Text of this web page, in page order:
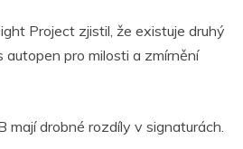
Project zjistil, že existuje druhý
pro milosti a zmírnění
mají drobné rozdíly v signaturách.